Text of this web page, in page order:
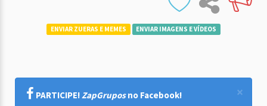
ENVIAR ZUERAS E MEMES ENVIAR IMAGENS E VÍDEOS
×
PARTICIPE!ZapGruposno Facebook!